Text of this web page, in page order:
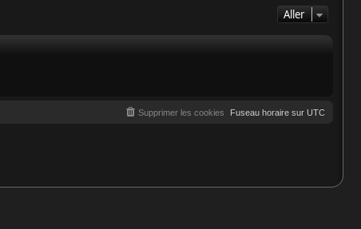
Aller
Fuseau horaire sur UTC
Supprimer les cookies